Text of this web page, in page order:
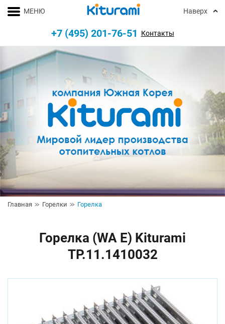
Главная Горелки Горелка
Горелка (WA E) Kiturami
TP.11.1410032
МЕНЮ Наверх
+7 (495) 201-76-51 Контакты